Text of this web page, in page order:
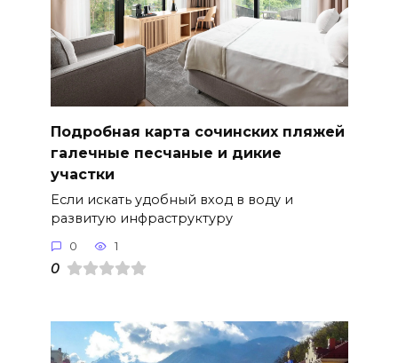
Подробная карта сочинских пляжей
галечные песчаные и дикие
участки
Если искать удобный вход в воду и
развитую инфраструктуру
0 1
0